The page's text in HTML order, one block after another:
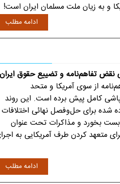
و به زیان ملت مسلمان ایران است!
ادامه مطلب
نقض تفاهم‌نامه و تضییع حقوق ایران
از سوی آمریکا و متحد
کامل پیش برده است. این روند
شده برای حل‌وفصل نهائی اختلافات
بخورد و مذاکرات تحت عنوان
متعهد کردن طرف آمریکایی به
ادامه مطلب